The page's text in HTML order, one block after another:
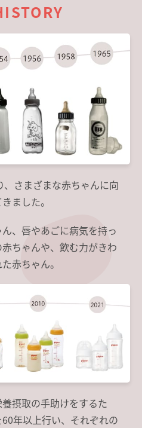
、さまざまな赤ちゃんに向
ました。
、唇やあごに病気を持っ
ちゃんや、飲む力がきわ
赤ちゃん。
摂取の手助けをするた
年以上行い、それぞれの